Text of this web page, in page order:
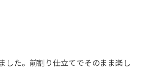
した。前割り仕立てでそのまま楽し